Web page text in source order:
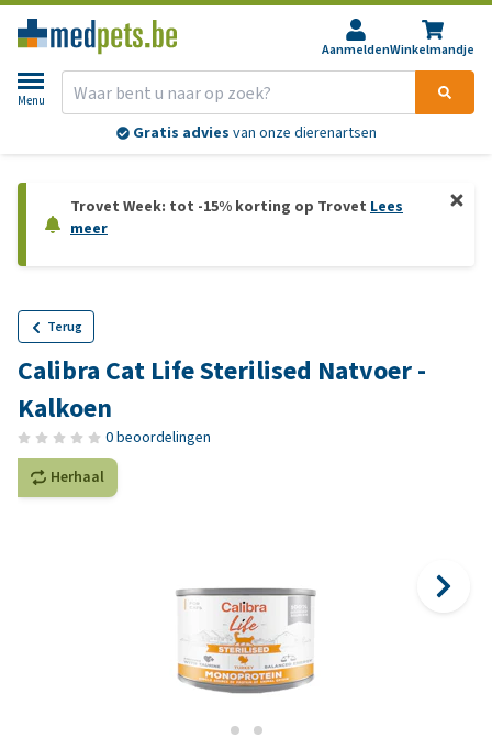
AanmeldenWinkelmandje
Menu
Gratis advies van onze dierenartsen
Trovet Week: tot -15% korting op Trovet Lees
meer
Terug
Calibra Cat Life Sterilised Natvoer -
Kalkoen
0 beoordelingen
Herhaal